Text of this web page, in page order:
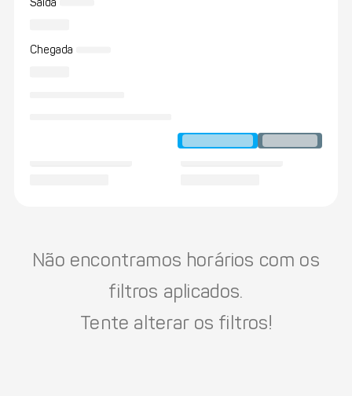
Saída
Chegada
Não encontramos horários com os
filtros aplicados.
Tente alterar os filtros!